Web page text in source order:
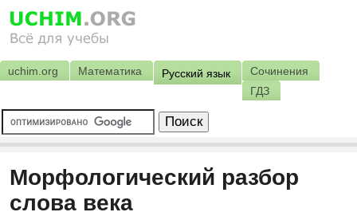
uchim.org Математика Русский язык
Сочинения
ГДЗ
Морфологический разбор
слова века